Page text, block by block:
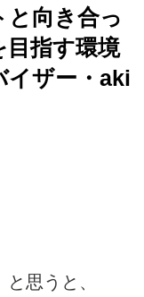
と向き合っ
目指す環境
イザー・aki
思うと、